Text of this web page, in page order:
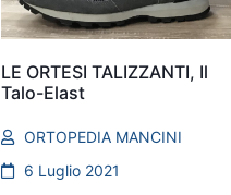
LE ORTESI TALIZZANTI, Il
Talo-Elast
ORTOPEDIA MANCINI
6 Luglio 2021